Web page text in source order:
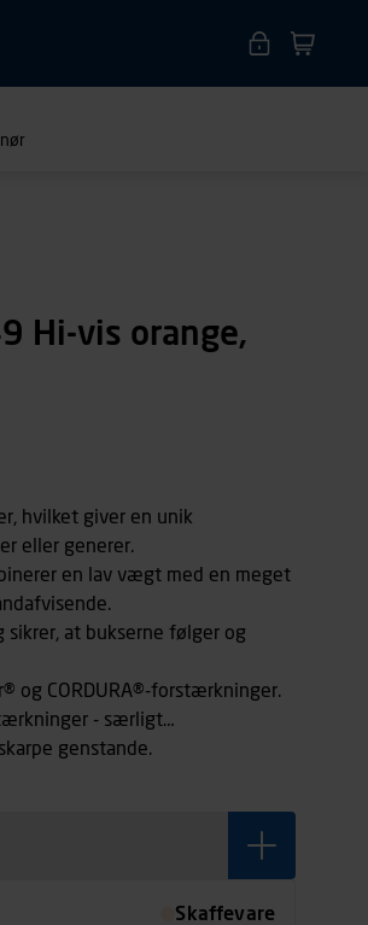
Hi-vis orange,
hvilket giver en unik
eller generer.
en lav vægt med en meget
sikrer, at bukserne følger og
og CORDURA®-forstærkninger.
- særligt
genstande.
Skaffevare